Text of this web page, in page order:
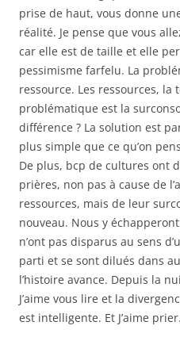
prise de haut, vous donne
réalité. Je pense que vous
car elle est de taille et elle
pessimisme farfelu. La
ressource. Les ressources, la
problématique est la
différence ? La solution est
plus simple que ce qu’on
De plus, bcp de cultures ont
prières, non pas à cause de
ressources, mais de leur
nouveau. Nous y
n’ont pas disparus au sens
parti et se sont dilués dans
l’histoire avance. Depuis la
J’aime vous lire et la
est intelligente. Et J’aime